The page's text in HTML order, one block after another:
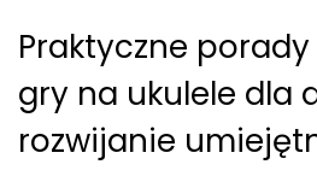
Praktyczne
gry na ukulele dla
rozwijanie